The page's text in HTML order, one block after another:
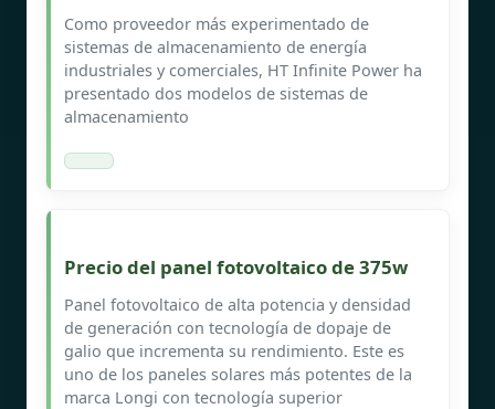
Como proveedor más experimentado de
sistemas de almacenamiento de energía
industriales y comerciales, HT Infinite Power ha
presentado dos modelos de sistemas de
almacenamiento
Precio del panel fotovoltaico de 375w
Panel fotovoltaico de alta potencia y densidad
de generación con tecnología de dopaje de
galio que incrementa su rendimiento. Este es
uno de los paneles solares más potentes de la
marca Longi con tecnología superior